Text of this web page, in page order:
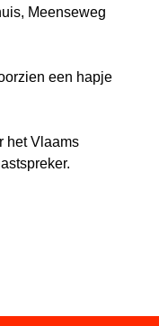
Meenseweg
een hapje
het Vlaams